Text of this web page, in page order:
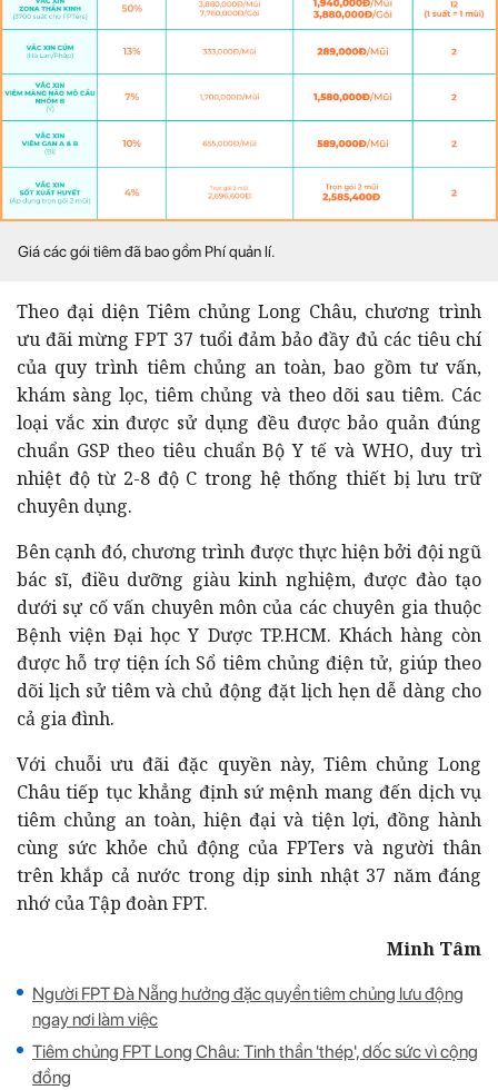
Giá các gói tiêm đã bao gồm Phí quản lí.
Theo đại diện Tiêm chủng Long Châu, chương trình
ưu đãi mừng FPT 37 tuổi đảm bảo đầy đủ các tiêu chí
của quy trình tiêm chủng an toàn, bao gồm tư vấn,
khám sàng lọc, tiêm chủng và theo dõi sau tiêm. Các
loại vắc xin được sử dụng đều được bảo quản đúng
chuẩn GSP theo tiêu chuẩn Bộ Y tế và WHO, duy trì
nhiệt độ từ 2-8 độ C trong hệ thống thiết bị lưu trữ
chuyên dụng.
Bên cạnh đó, chương trình được thực hiện bởi đội ngũ
bác sĩ, điều dưỡng giàu kinh nghiệm, được đào tạo
dưới sự cố vấn chuyên môn của các chuyên gia thuộc
Bệnh viện Đại học Y Dược TP.HCM. Khách hàng còn
được hỗ trợ tiện ích Sổ tiêm chủng điện tử, giúp theo
dõi lịch sử tiêm và chủ động đặt lịch hẹn dễ dàng cho
cả gia đình.
Với chuỗi ưu đãi đặc quyền này, Tiêm chủng Long
Châu tiếp tục khẳng định sứ mệnh mang đến dịch vụ
tiêm chủng an toàn, hiện đại và tiện lợi, đồng hành
cùng sức khỏe chủ động của FPTers và người thân
trên khắp cả nước trong dịp sinh nhật 37 năm đáng
nhớ của Tập đoàn FPT.
Minh Tâm
Người FPT Đà Nẵng hưởng đặc quyền tiêm chủng lưu động
ngay nơi làm việc
Tiêm chủng FPT Long Châu: Tinh thần 'thép', dốc sức vì cộng
đồng